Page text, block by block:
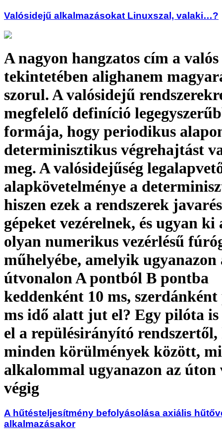
Valósidejű alkalmazásokat Linuxszal, valaki…?
A nagyon hangzatos cím a
tekintetében alighanem
szorul. A valósidejű
megfelelő definíció
formája, hogy periodikus
determinisztikus végrehajtást
meg. A valósidejűség
alapkövetelménye a
hiszen ezek a rendszerek
gépeket vezérelnek, és ugyan
olyan numerikus vezérlésű
műhelyébe, amelyik ugyanazon
útvonalon A pontból B pontba
keddenként 10 ms, szerdánként
ms idő alatt jut el? Egy pilóta
el a repülésirányító rendszertől,
minden körülmények között,
alkalommal ugyanazon az úton
végig
A hűtésteljesítmény befolyásolása axiális
alkalmazásakor